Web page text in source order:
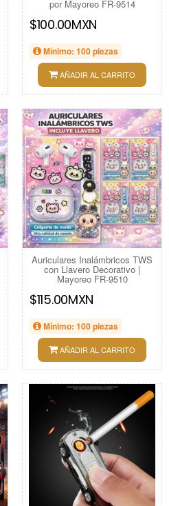
por Mayoreo FR-9514
$100.00MXN
Mínimo: 100 piezas
AÑADIR AL CARRITO
Auriculares Inalámbricos TWS
con Llavero Decorativo |
Mayoreo FR-9510
$115.00MXN
Mínimo: 100 piezas
AÑADIR AL CARRITO